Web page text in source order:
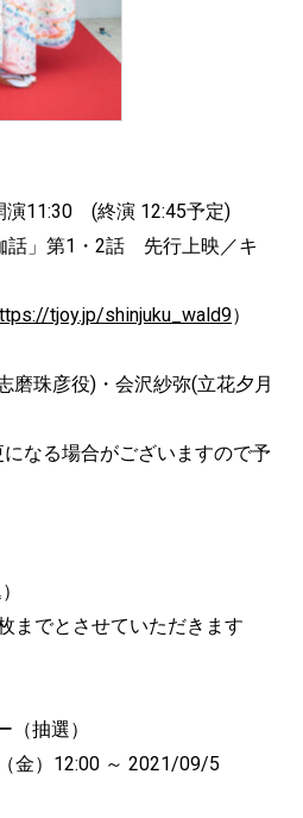
演11:30 (終演 12:45予定)
話」第1・2話 先行上映／キ
tjoy.jp/shinjuku_wald9）
磨珠彦役)・会沢紗弥(立花夕月
なる場合がございますので予
までとさせていただきます
（抽選）
）12:00 ～ 2021/09/5